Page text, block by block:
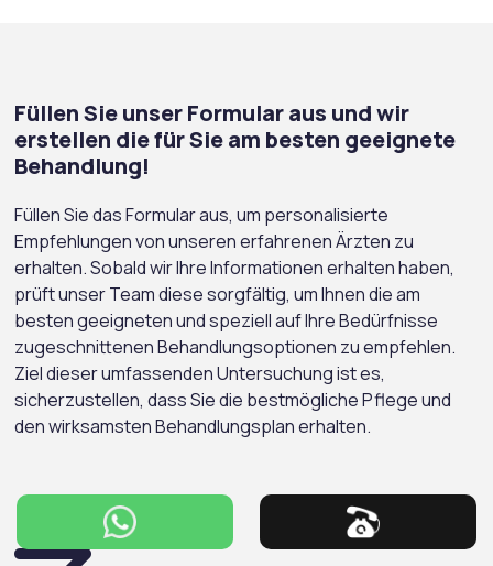
Füllen Sie unser Formular aus und wir
erstellen die für Sie am besten geeignete
Behandlung!
Füllen Sie das Formular aus, um personalisierte
Empfehlungen von unseren erfahrenen Ärzten zu
erhalten. Sobald wir Ihre Informationen erhalten haben,
prüft unser Team diese sorgfältig, um Ihnen die am
besten geeigneten und speziell auf Ihre Bedürfnisse
zugeschnittenen Behandlungsoptionen zu empfehlen.
Ziel dieser umfassenden Untersuchung ist es,
sicherzustellen, dass Sie die bestmögliche Pflege und
den wirksamsten Behandlungsplan erhalten.